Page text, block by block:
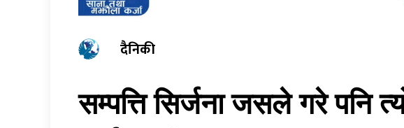
दैनिकी
सम्पत्ति सिर्जना जसले गरे पनि